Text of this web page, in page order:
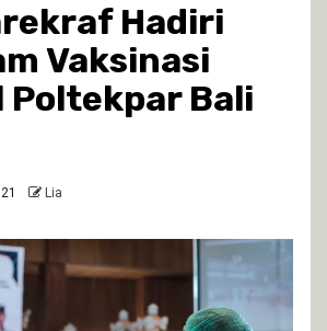
Hadiri
Vaksinasi
Poltekpar Bali
Lia